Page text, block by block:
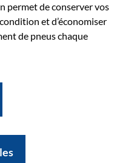
permet de conserver vos
et d’économiser
de pneus chaque